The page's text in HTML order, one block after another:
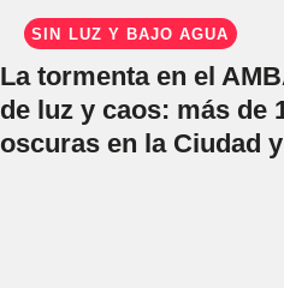
SIN LUZ Y BAJO AGUA
La tormenta en el
de luz y caos: más de
oscuras en la Ciudad